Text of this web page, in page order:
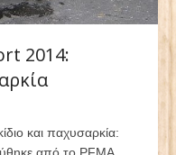
2014:
και παχυσαρκία:
από το PFMA